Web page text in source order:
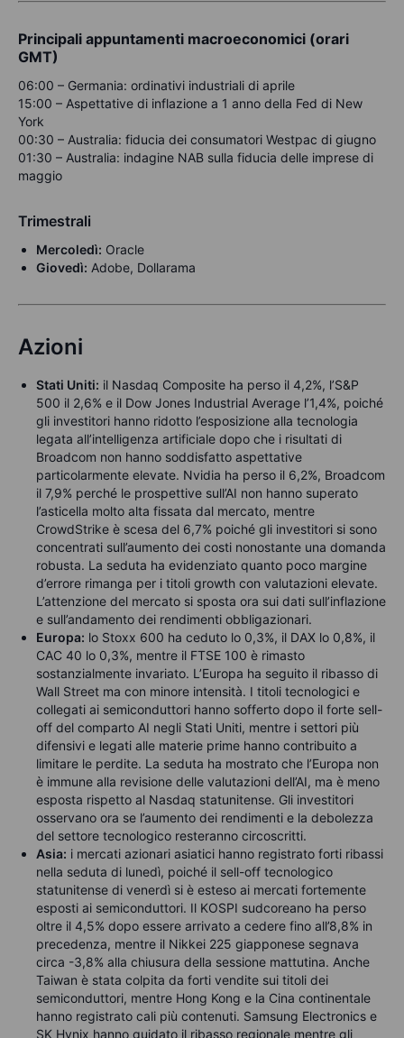
Principali appuntamenti macroeconomici (orari
GMT)
06:00 – Germania: ordinativi industriali di aprile
15:00 – Aspettative di inflazione a 1 anno della Fed di New
York
00:30 – Australia: fiducia dei consumatori Westpac di giugno
01:30 – Australia: indagine NAB sulla fiducia delle imprese di
maggio
Trimestrali
Mercoledì: Oracle
Giovedì: Adobe, Dollarama
Azioni
Stati Uniti: il Nasdaq Composite ha perso il 4,2%, l’S&P
500 il 2,6% e il Dow Jones Industrial Average l’1,4%, poiché
gli investitori hanno ridotto l’esposizione alla tecnologia
legata all’intelligenza artificiale dopo che i risultati di
Broadcom non hanno soddisfatto aspettative
particolarmente elevate. Nvidia ha perso il 6,2%, Broadcom
il 7,9% perché le prospettive sull’AI non hanno superato
l’asticella molto alta fissata dal mercato, mentre
CrowdStrike è scesa del 6,7% poiché gli investitori si sono
concentrati sull’aumento dei costi nonostante una domanda
robusta. La seduta ha evidenziato quanto poco margine
d’errore rimanga per i titoli growth con valutazioni elevate.
L’attenzione del mercato si sposta ora sui dati sull’inflazione
e sull’andamento dei rendimenti obbligazionari.
Europa: lo Stoxx 600 ha ceduto lo 0,3%, il DAX lo 0,8%, il
CAC 40 lo 0,3%, mentre il FTSE 100 è rimasto
sostanzialmente invariato. L’Europa ha seguito il ribasso di
Wall Street ma con minore intensità. I titoli tecnologici e
collegati ai semiconduttori hanno sofferto dopo il forte sell-
off del comparto AI negli Stati Uniti, mentre i settori più
difensivi e legati alle materie prime hanno contribuito a
limitare le perdite. La seduta ha mostrato che l’Europa non
è immune alla revisione delle valutazioni dell’AI, ma è meno
esposta rispetto al Nasdaq statunitense. Gli investitori
osservano ora se l’aumento dei rendimenti e la debolezza
del settore tecnologico resteranno circoscritti.
Asia: i mercati azionari asiatici hanno registrato forti ribassi
nella seduta di lunedì, poiché il sell-off tecnologico
statunitense di venerdì si è esteso ai mercati fortemente
esposti ai semiconduttori. Il KOSPI sudcoreano ha perso
oltre il 4,5% dopo essere arrivato a cedere fino all’8,8% in
precedenza, mentre il Nikkei 225 giapponese segnava
circa -3,8% alla chiusura della sessione mattutina. Anche
Taiwan è stata colpita da forti vendite sui titoli dei
semiconduttori, mentre Hong Kong e la Cina continentale
hanno registrato cali più contenuti. Samsung Electronics e
SK Hynix hanno guidato il ribasso regionale mentre gli